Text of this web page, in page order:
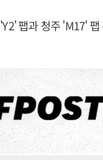
팹과 청주 'M17'